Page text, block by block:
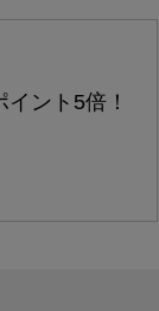
ント5倍！